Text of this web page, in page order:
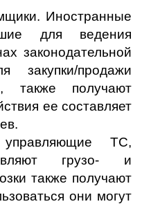
Иностранные
для ведения
законодательной
продажи
также получают
ее составляет
ТС,
грузо- и
также получают
они могут